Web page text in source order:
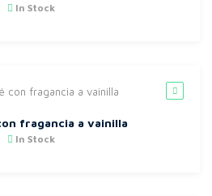
In Stock
fragancia a vainilla
In Stock